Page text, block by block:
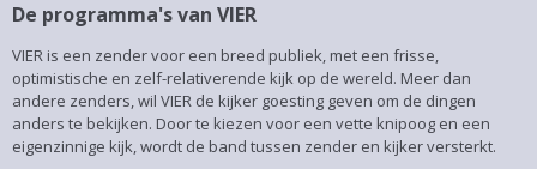
De programma's van VIER
VIER is een zender voor een breed publiek, met een frisse,
optimistische en zelf-relativerende kijk op de wereld. Meer dan
andere zenders, wil VIER de kijker goesting geven om de dingen
anders te bekijken. Door te kiezen voor een vette knipoog en een
eigenzinnige kijk, wordt de band tussen zender en kijker versterkt.